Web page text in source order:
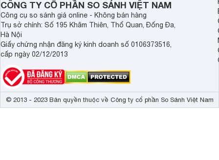
CÔNG TY CỔ PHẦN SO SÁNH VIỆT NAM
Công cụ so sánh giá online - Không bán hàng
Trụ sở chính: Số 195 Khâm Thiên, Thổ Quan, Đống Đa,
Hà Nội
Giấy chứng nhận đăng ký kinh doanh số 0106373516,
cấp ngày 02/12/2013
© 2013 - 2023 Bản quyền thuộc về Công ty cổ phần So Sánh Việt Nam